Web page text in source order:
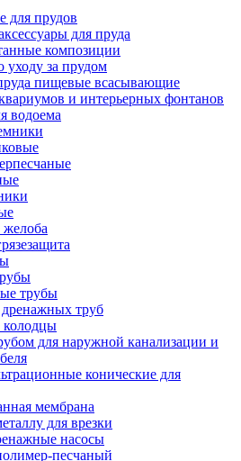
для прудов
для пруда
композиции
уходу за прудом
пищевые всасывающие
и интерьерных фонтанов
водоема
трубы
труб
колодцы
для наружной канализации и
конические для
мембрана
для врезки
насосы
песчаный